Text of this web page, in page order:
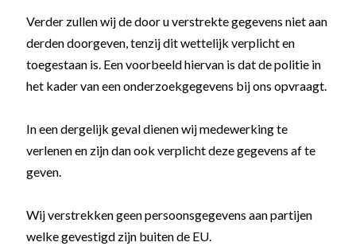
Verder zullen wij de door u verstrekte gegevens niet aan
derden doorgeven, tenzij dit wettelijk verplicht en
toegestaan is. Een voorbeeld hiervan is dat de politie in
het kader van een onderzoekgegevens bij ons opvraagt.
In een dergelijk geval dienen wij medewerking te
verlenen en zijn dan ook verplicht deze gegevens af te
geven.
Wij verstrekken geen persoonsgegevens aan partijen
welke gevestigd zijn buiten de EU.